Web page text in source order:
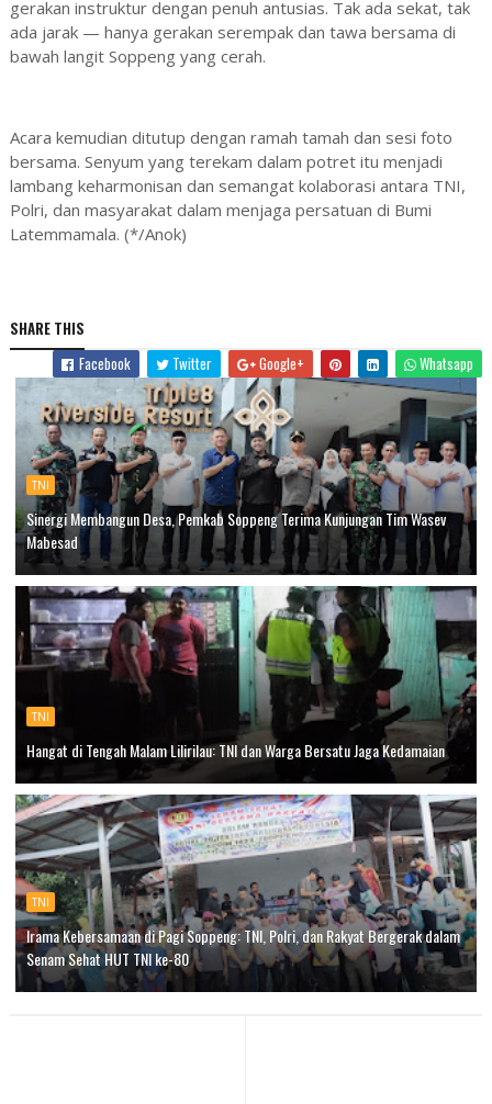
gerakan instruktur dengan penuh antusias. Tak ada sekat, tak
ada jarak — hanya gerakan serempak dan tawa bersama di
bawah langit Soppeng yang cerah.
Acara kemudian ditutup dengan ramah tamah dan sesi foto
bersama. Senyum yang terekam dalam potret itu menjadi
lambang keharmonisan dan semangat kolaborasi antara TNI,
Polri, dan masyarakat dalam menjaga persatuan di Bumi
Latemmamala. (*/Anok)
SHARE THIS
Facebook
Twitter Google+ Whatsapp
TNI
Sinergi Membangun Desa, Pemkab Soppeng Terima Kunjungan Tim Wasev
Mabesad
TNI
Hangat di Tengah Malam Lilirilau: TNI dan Warga Bersatu Jaga Kedamaian
TNI
Irama Kebersamaan di Pagi Soppeng: TNI, Polri, dan Rakyat Bergerak dalam
Senam Sehat HUT TNI ke-80